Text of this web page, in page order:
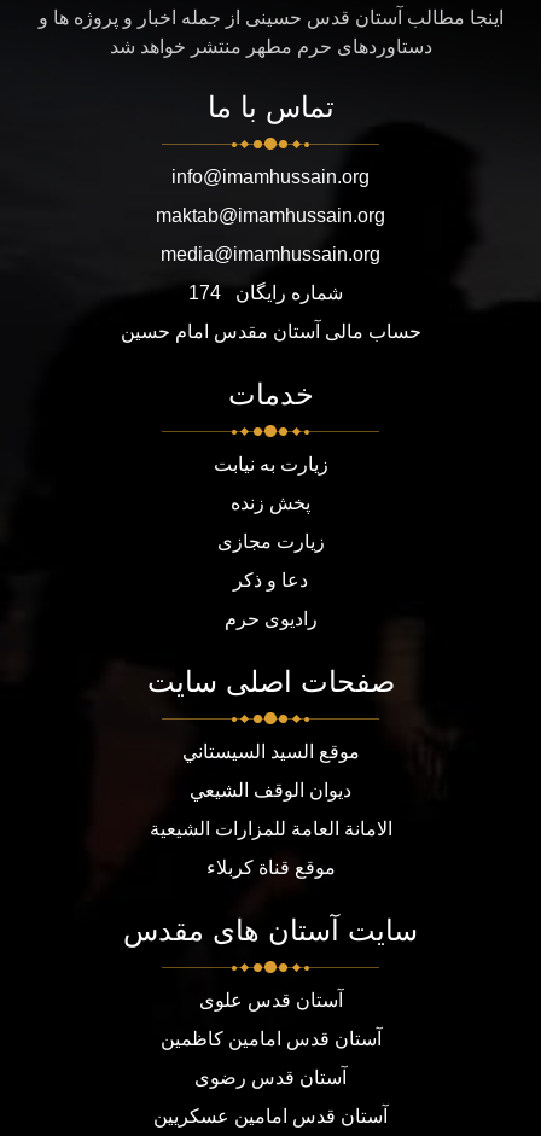
اینجا مطالب آستان قدس حسینی از جمله اخبار و پروژه ها و
دستاوردهای حرم مطهر منتشر خواهد شد
تماس با ما
info@imamhussain.org
maktab@imamhussain.org
media@imamhussain.org
شماره رایگان
174
حساب مالی آستان مقدس امام حسین
خدمات
زیارت به نیابت
پخش زنده
زیارت مجازی
دعا و ذکر
رادیوی حرم
صفحات اصلی سایت
موقع السيد السيستاني
ديوان الوقف الشيعي
الامانة العامة للمزارات الشيعية
موقع قناة كربلاء
سایت آستان های مقدس
آستان قدس علوی
آستان قدس امامین کاظمین
آستان قدس رضوی
آستان قدس امامین عسکریین